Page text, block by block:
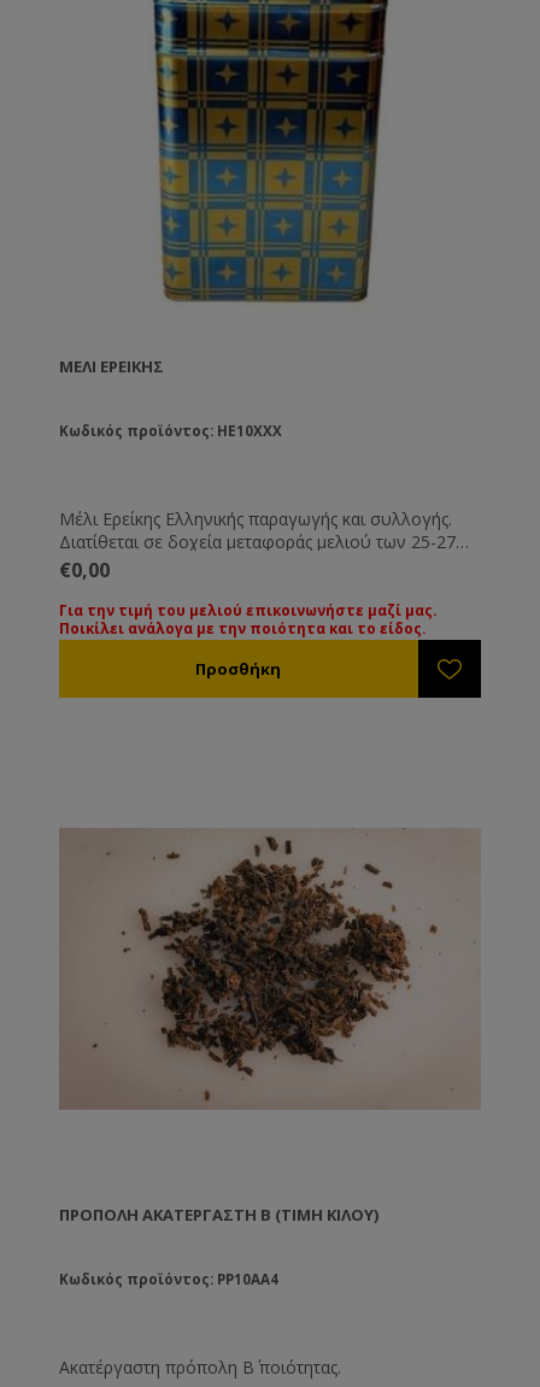
ΜΈΛΙ ΕΡΕΊΚΗΣ
Κωδικός προϊόντος: HE10XXX
Μέλι Ερείκης Ελληνικής παραγωγής και συλλογής.
Διατίθεται σε δοχεία μεταφοράς μελιού των 25-27
Kg. Όλα τα μέλια συνοδεύονται από τις βασικές
εξετάσεις τους. Εάν επιθυμείτε κάποια ειδική εξέταση
μπορεί να γίνει με την ανάλογη επιβάρυνση.
Για την τιμή των διαφόρων ειδών μελιού
ποικίλουν ανάλογα με την ποιότητα και το είδος του
μελιού.
€0,00
Για την τιμή του μελιού επικοινωνήστε μαζί μας.
Ποικίλει ανάλογα με την ποιότητα και το είδος.
ΠΡΌΠΟΛΗ ΑΚΑΤΈΡΓΑΣΤΗ B (ΤΙΜΉ ΚΙΛΟΎ)
Κωδικός προϊόντος: PP10AA4
Ακατέργαστη πρόπολη Β΄ ποιότητας.